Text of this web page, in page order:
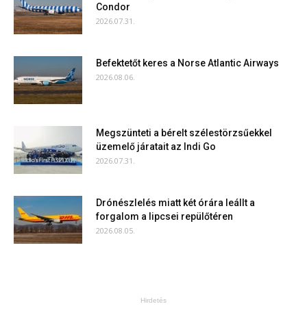
Condor
2026.07.31.
Befektetőt keres a Norse Atlantic Airways
2026.08.06.
Megszünteti a bérelt szélestörzsűekkel
üzemelő járatait az Indi Go
2026.07.31.
Drónészlelés miatt két órára leállt a
forgalom a lipcsei repülőtéren
2026.08.05.
Hirdetés